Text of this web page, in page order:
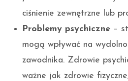
ciśnienie zewnętrzne lub
Problemy psychiczne –
mogą wpływać na
zawodnika. Zdrowie
ważne jak zdrowie